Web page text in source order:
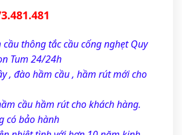
cầu thông tắc cầu cống nghẹt Quy
Tum 24/24h
, đào hầm cầu , hầm rút mới cho
cầu hầm rút cho khách hàng.
có bảo hành